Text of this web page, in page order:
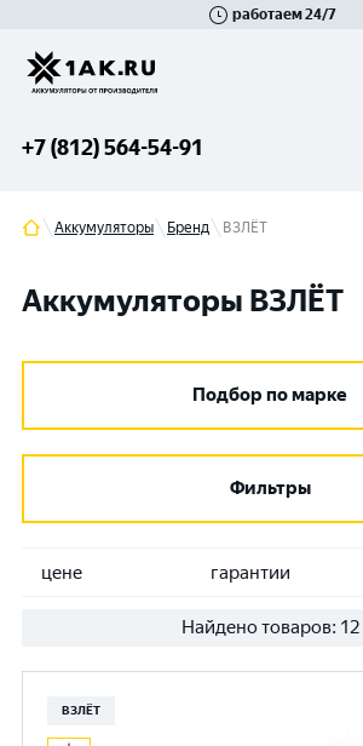
работаем 24/7
+7 (812) 564-54-91
Аккумуляторы Бренд ВЗЛЁТ
Аккумуляторы ВЗЛЁТ
Подбор по марке
Фильтры
цене гарантии
Найдено товаров: 12
ВЗЛЁТ
Гатчина